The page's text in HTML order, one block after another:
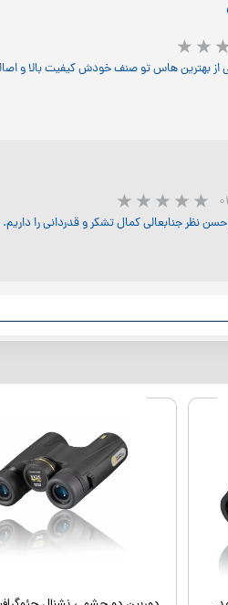
از بهترین هاس تو صنف خودش کیفیت بالا و
نظر جنابعالی کمال تشکر و قدردانی را